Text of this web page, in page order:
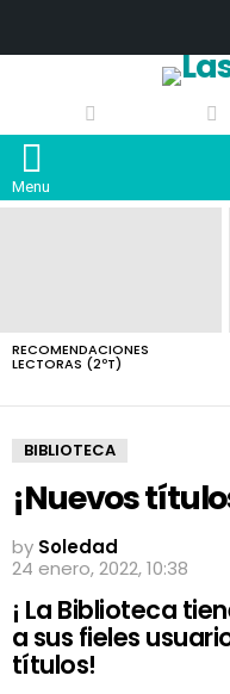
Menu
RECOMENDACIONES
LECTORAS (2ºT)
BIBLIOTECA
¡Nuevos
by Soledad
24 enero, 2022, 10:38
¡ La Biblioteca
a sus fieles
títulos!